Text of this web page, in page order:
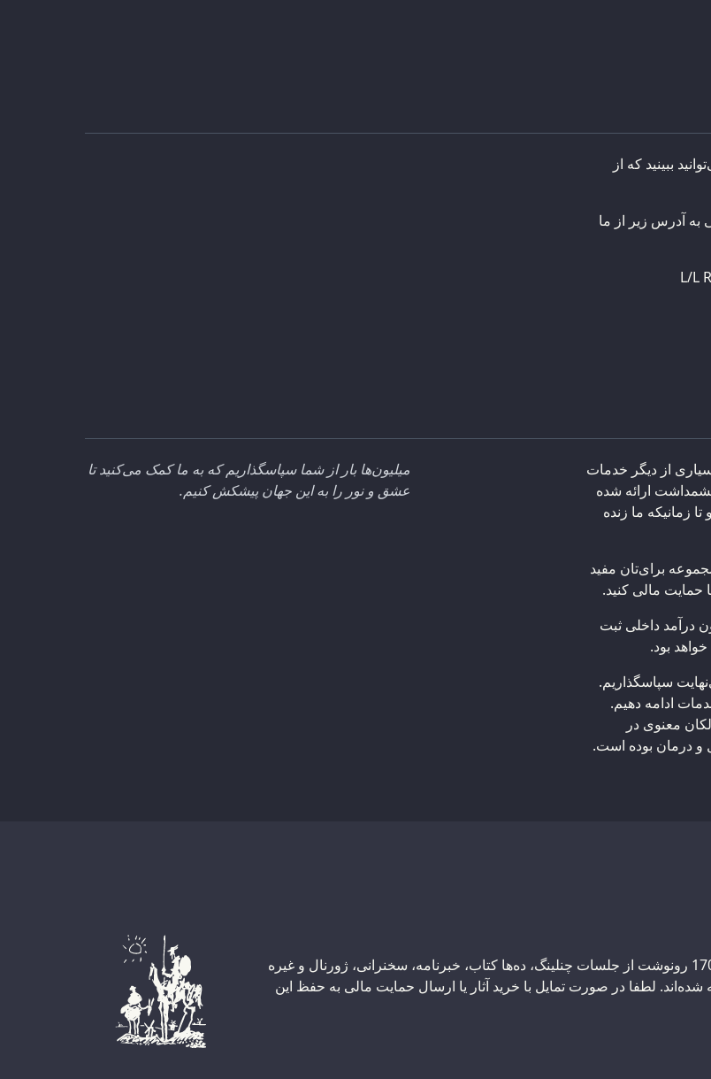
ببینید که از
آدرس زیر از ما
L/L
از دیگر خدمات
ارائه شده
زمانیکه ما زنده
برای‌تان مفید
حمایت مالی کنید.
عشق سازمانی غیر مالی است که تحت اصل 501 قانون درآمد داخلی ثبت
بود.
سپاسگذاریم.
ادامه دهیم.
معنوی در
و درمان بوده است.
میلیون‌ها بار از شما سپاسگذاریم که به ما کمک می‌کنید تا
عشق و نور را به این جهان پیشکش کنیم.
بنیاد تحقیق نور/عشق موسسه‌ای غیر مالی است که تاکنون بیش از 1700 رونوشت از جلسات چنلینگ، ده‌ها کتاب، خبرنامه، سخنرانی، ژورنال و غیره
لطفا در صورت تمایل با خرید آثار یا ارسال حمایت مالی به حفظ این